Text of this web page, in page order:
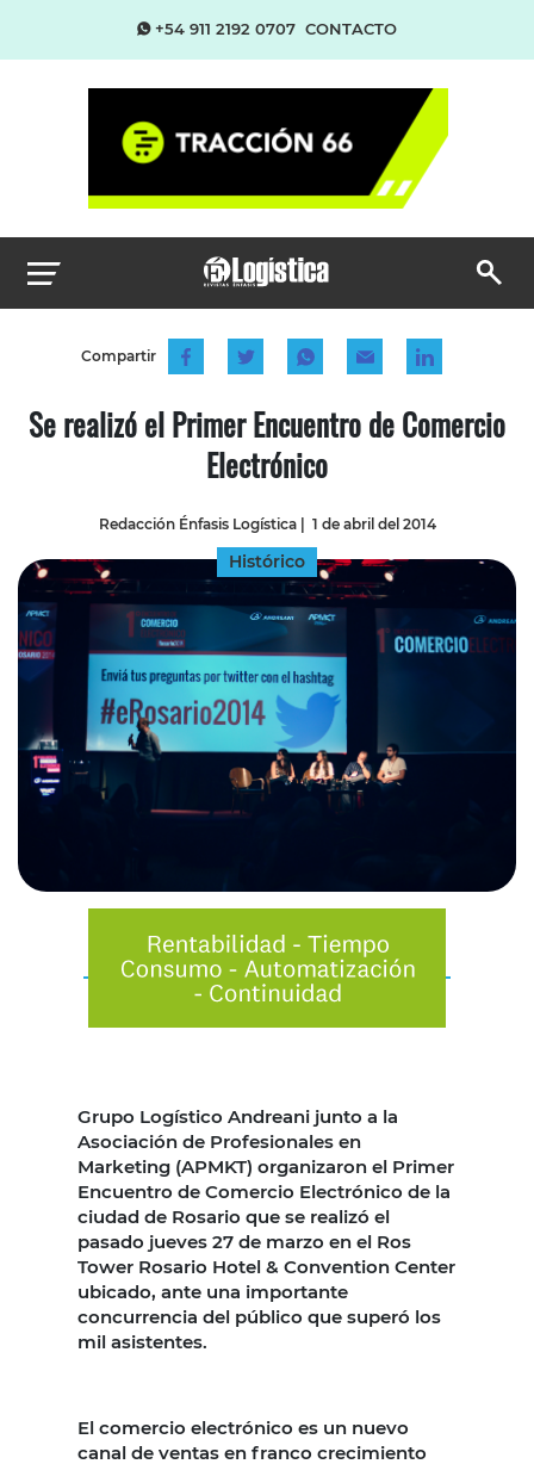
+54 911 2192 0707 CONTACTO
Compartir
Se realizó el Primer Encuentro de Comercio
Electrónico
Redacción Énfasis Logística| 1 de abril del 2014
Histórico
Grupo Logístico Andreani junto a la
Asociación de Profesionales en
Marketing (APMKT) organizaron el Primer
Encuentro de Comercio Electrónico de la
ciudad de Rosario que se realizó el
pasado jueves 27 de marzo en el Ros
Tower Rosario Hotel & Convention Center
ubicado, ante una importante
concurrencia del público que superó los
mil asistentes.
El comercio electrónico es un nuevo
canal de ventas en franco crecimiento